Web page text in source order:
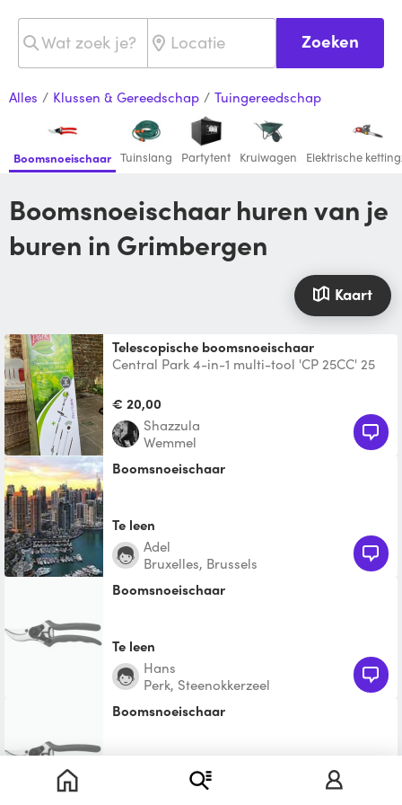
Zoeken
Alles / Klussen & Gereedschap / Tuingereedschap
Boomsnoeischaar Tuinslang Partytent Kruiwagen Elektrische
Boomsnoeischaar huren van je
buren in Grimbergen
Kaart
telescopische boomsnoeischaar
Central Park 4-in-1 multi-tool 'CP 25CC' 25
trimwerkzaamheden
€ 20,00
Shazzula
Wemmel
Boomsnoeischaar
Te leen
Adel
Bruxelles, Brussels
Boomsnoeischaar
Te leen
Hans
Perk, Steenokkerzeel
Boomsnoeischaar